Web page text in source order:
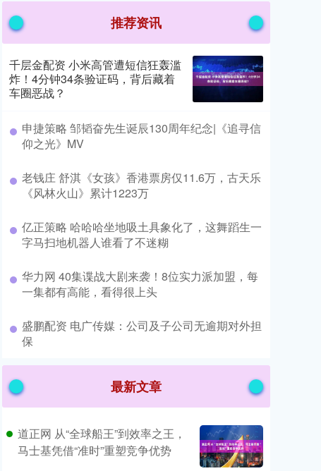
推荐资讯
千层金配资 小米高管遭短信狂轰滥
炸！4分钟34条验证码，背后藏着
车圈恶战？
​申捷策略 邹韬奋先生诞辰130周年纪念|《追寻信
仰之光》MV
​老钱庄 舒淇《女孩》香港票房仅11.6万，古天乐
《风林火山》累计1223万
​亿正策略 哈哈哈坐地吸土具象化了，这舞蹈生一
字马扫地机器人谁看了不迷糊
​华力网 40集谍战大剧来袭！8位实力派加盟，每
一集都有高能，看得很上头
​盛鹏配资 电广传媒：公司及子公司无逾期对外担
保
最新文章
道正网 从“全球船王”到效率之王，
马士基凭借“准时”重塑竞争优势